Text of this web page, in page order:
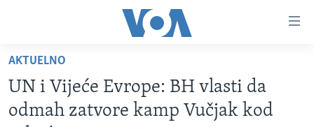
glavni
sadržaj
Pređi
na
VIDEO
AKTUELNO
UN i Vijeće Evrope: BH vlasti da
odmah zatvore kamp Vučjak kod